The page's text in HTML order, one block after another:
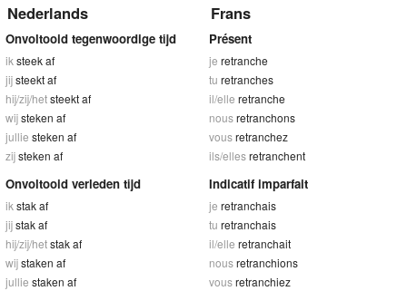
Nederlands Frans
Onvoltooid tegenwoordige tijd
ik steek af
jijsteekt af
hij/zij/hetsteekt af
wijsteken af
jullie steken af
zijsteken af
Présent
je retranche
tu retranches
il/elle retranche
nousretranchons
vousretranchez
ils/ellesretranchent
Onvoltooid verleden tijd
ikstak af
jijstak af
hij/zij/hetstak af
wijstaken af
jullie staken af
Indicatif imparfait
je retranchais
tu retranchais
il/elle retranchait
nousretranchions
vousretranchiez